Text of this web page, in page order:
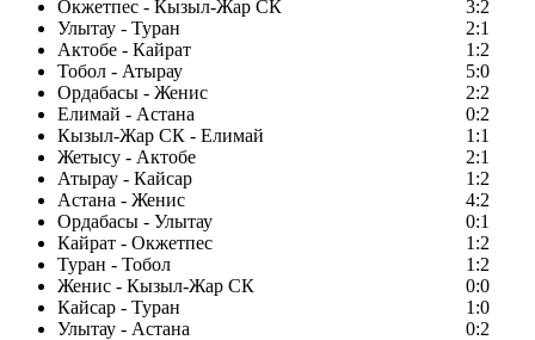
Окжетпес - Кызыл-Жар СК
3:2
Улытау - Туран
2:1
Актобе - Кайрат
1:2
Тобол - Атырау
5:0
Ордабасы - Женис
2:2
Елимай - Астана
0:2
Кызыл-Жар СК - Елимай
1:1
Жетысу - Актобе
2:1
Атырау - Кайсар
1:2
Астана - Женис
4:2
Ордабасы - Улытау
0:1
Кайрат - Окжетпес
1:2
Туран - Тобол
1:2
Женис - Кызыл-Жар СК
0:0
Кайсар - Туран
1:0
Улытау - Астана
0:2